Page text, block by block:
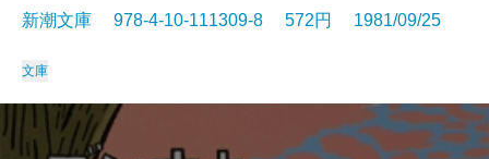
新潮文庫 978-4-10-111309-8 572円 1981/09/25
文庫